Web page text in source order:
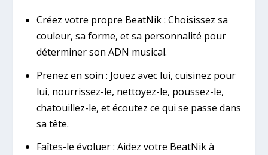
Créez votre propre BeatNik : Choisissez sa
couleur, sa forme, et sa personnalité pour
déterminer son ADN musical.
Prenez en soin : Jouez avec lui, cuisinez pour
lui, nourrissez-le, nettoyez-le, poussez-le,
chatouillez-le, et écoutez ce qui se passe dans
sa tête.
Faîtes-le évoluer : Aidez votre BeatNik à